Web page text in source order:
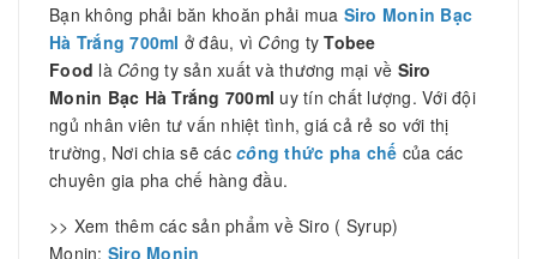
Bạn không phải băn khoăn phải mua Siro Monin Bạc
Hà Trắng 700ml ở đâu, vì Công ty Tobee
Food là Công ty sản xuất và thương mại về Siro
Monin Bạc Hà Trắng 700ml uy tín chất lượng. Với đội
ngủ nhân viên tư vấn nhiệt tình, giá cả rẻ so với thị
trường, Nơi chia sẽ các công thức pha chế của các
chuyên gia pha chế hàng đầu.
>> Xem thêm các sản phẩm về Siro ( Syrup)
Monin: Siro Monin